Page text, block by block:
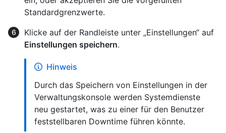
Standardgrenzwerte.
Klicke auf der Randleiste unter „Einstellungen“ auf
Einstellungen speichern.
Hinweis
Durch das Speichern von Einstellungen in der
Verwaltungskonsole werden Systemdienste
neu gestartet, was zu einer für den Benutzer
feststellbaren Downtime führen könnte.